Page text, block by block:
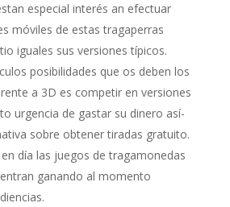
especial interés an efectuar
móviles de estas tragaperras
iguales sus versiones tí­picos.
posibilidades que os deben los
a 3D es competir en versiones
urgencia de gastar su dinero así­
sobre obtener tiradas gratuito.
día las juegos de tragamonedas
ganando al momento